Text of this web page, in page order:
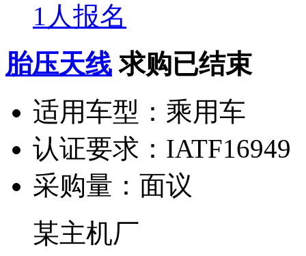
1人报名
胎压天线 求购已结束
适用车型： 乘用车
认证要求： IATF16949
采购量： 面议
某主机厂